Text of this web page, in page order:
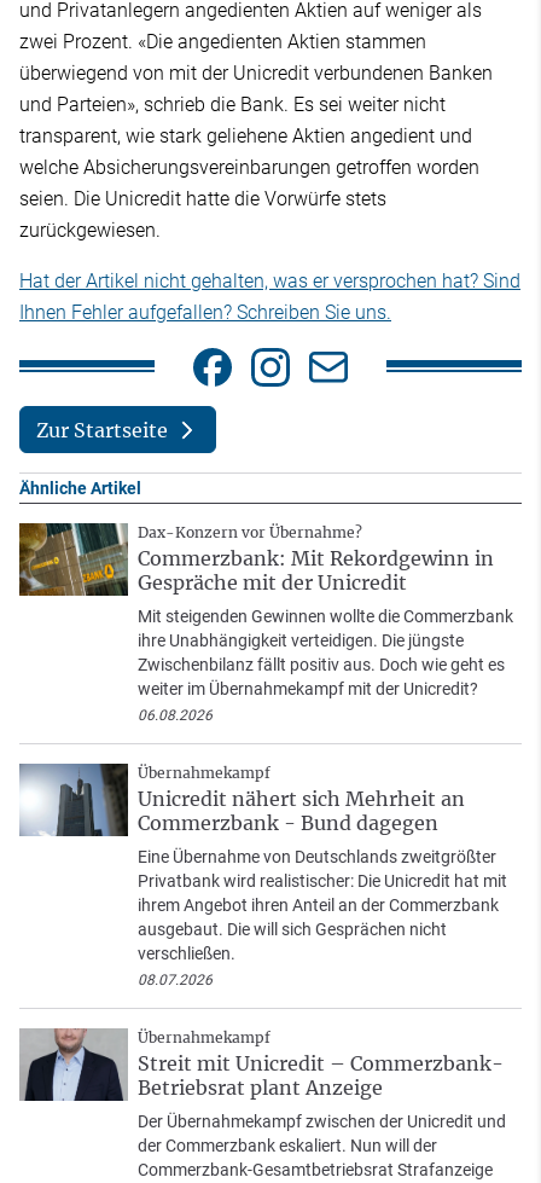
und Privatanlegern angedienten Aktien auf weniger als
zwei Prozent. «Die angedienten Aktien stammen
überwiegend von mit der Unicredit verbundenen Banken
und Parteien», schrieb die Bank. Es sei weiter nicht
transparent, wie stark geliehene Aktien angedient und
welche Absicherungsvereinbarungen getroffen worden
seien. Die Unicredit hatte die Vorwürfe stets
zurückgewiesen.
Hat der Artikel nicht gehalten, was er versprochen hat? Sind
Ihnen Fehler aufgefallen? Schreiben Sie uns.
Zur Startseite
Ähnliche Artikel
Dax-Konzern vor Übernahme?
Commerzbank: Mit Rekordgewinn in
Gespräche mit der Unicredit
Mit steigenden Gewinnen wollte die Commerzbank
ihre Unabhängigkeit verteidigen. Die jüngste
Zwischenbilanz fällt positiv aus. Doch wie geht es
weiter im Übernahmekampf mit der Unicredit?
06.08.2026
Übernahmekampf
Unicredit nähert sich Mehrheit an
Commerzbank - Bund dagegen
Eine Übernahme von Deutschlands zweitgrößter
Privatbank wird realistischer: Die Unicredit hat mit
ihrem Angebot ihren Anteil an der Commerzbank
ausgebaut. Die will sich Gesprächen nicht
verschließen.
08.07.2026
Übernahmekampf
Streit mit Unicredit – Commerzbank-
Betriebsrat plant Anzeige
Der Übernahmekampf zwischen der Unicredit und
der Commerzbank eskaliert. Nun will der
Commerzbank-Gesamtbetriebsrat Strafanzeige